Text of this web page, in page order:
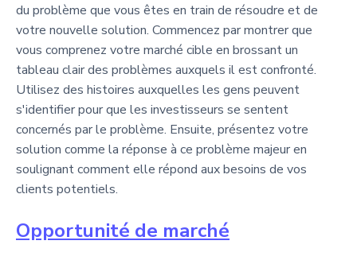
du problème que vous êtes en train de résoudre et de
votre nouvelle solution. Commencez par montrer que
vous comprenez votre marché cible en brossant un
tableau clair des problèmes auxquels il est confronté.
Utilisez des histoires auxquelles les gens peuvent
s'identifier pour que les investisseurs se sentent
concernés par le problème. Ensuite, présentez votre
solution comme la réponse à ce problème majeur en
soulignant comment elle répond aux besoins de vos
clients potentiels.
Opportunité de marché